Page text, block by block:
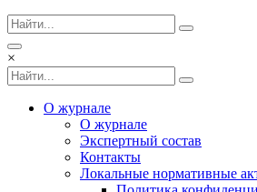
×
О журнале
О журнале
Экспертный состав
Контакты
Локальные нормативные